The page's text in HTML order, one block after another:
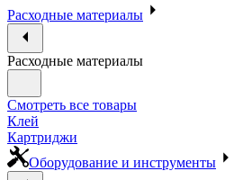
Расходные материалы
Расходные материалы
Смотреть все товары
Клей
Картриджи
Оборудование и инструменты